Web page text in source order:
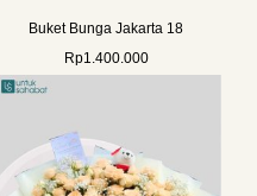
Buket Bunga Jakarta 18
Rp1.400.000